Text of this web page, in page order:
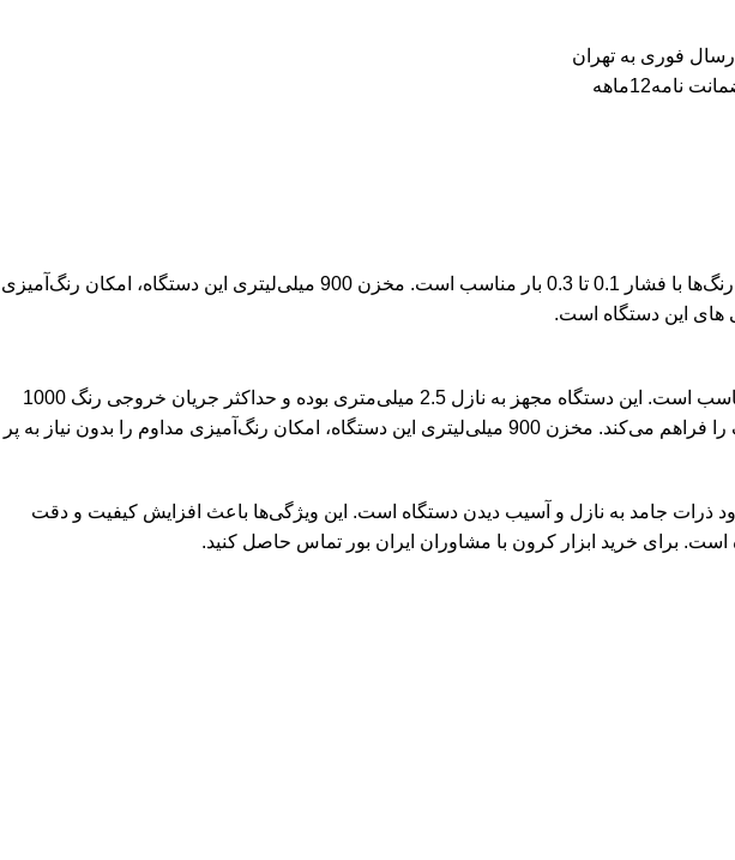
ارسال فوری به تهران
ضمانت نامه12ماهه
پیستوله رنگ پاش برقی کرون مدل CT31014 با موتور قدرتمند 600 وات و نازل 2.5 میلی‌متری، برای پاشش انواع رنگ‌ها با فشار 0.1 تا 0.3 بار مناسب است. مخزن 900 میلی‌لیتری این دستگاه، امکان رنگ‌آمیزی
پیستوله رنگ پاش برقی کرون CT31014 با موتور قدرتمند 600 وات، برای پروژه‌های رنگ‌آمیزی با حجم متوسط مناسب است. این دستگاه مجهز به نازل 2.5 میلی‌متری بوده و حداکثر جریان خروجی رنگ 1000
میلی‌لیتر بر دقیقه را ارائه می‌دهد. فشار پاشش قابل تنظیم بین 0.1 تا 0.3 بار، امکان کنترل دقیق میزان پاشش رنگ را فراهم می‌کند. مخزن 900 میلی‌لیتری این دستگاه، امکان رنگ‌آمیزی مداوم را بدون نیاز به پر
ذرات جامد به نازل و آسیب دیدن دستگاه است. این ویژگی‌ها باعث افزایش کیفیت و دقت